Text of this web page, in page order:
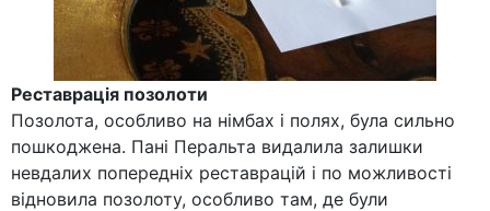
Реставрація позолоти
Позолота, особливо на німбах і полях, була сильно
пошкоджена. Пані Перальта видалила залишки
невдалих попередніх реставрацій і по можливості
відновила позолоту, особливо там, де були